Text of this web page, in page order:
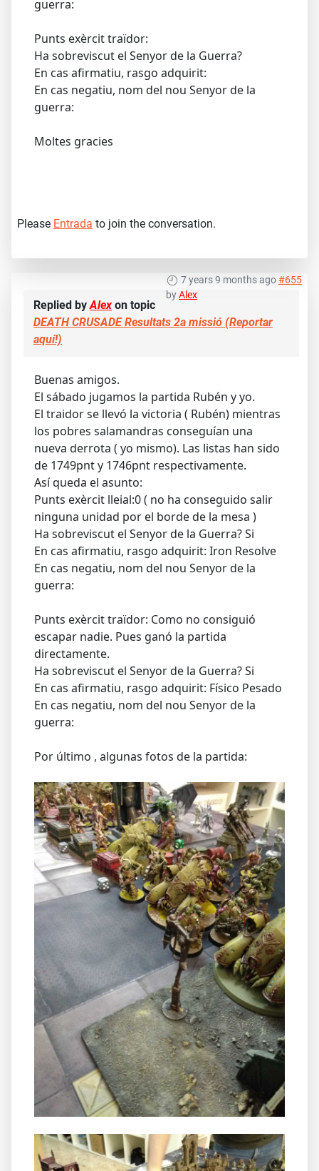
guerra:
Punts exèrcit traïdor:
Ha sobreviscut el Senyor de la Guerra?
En cas afirmatiu, rasgo adquirit:
En cas negatiu, nom del nou Senyor de la
guerra:
Moltes gracies
Please Entrada to join the conversation.
7 years 9 months ago#655
byAlex
Replied by Alex on topic
DEATH CRUSADE Resultats 2a missió (Reportar
aquí!)
Buenas amigos.
El sábado jugamos la partida Rubén y yo.
El traidor se llevó la victoria ( Rubén) mientras
los pobres salamandras conseguían una
nueva derrota ( yo mismo). Las listas han sido
de 1749pnt y 1746pnt respectivamente.
Así queda el asunto:
Punts exèrcit lleial:0 ( no ha conseguido salir
ninguna unidad por el borde de la mesa )
Ha sobreviscut el Senyor de la Guerra? Si
En cas afirmatiu, rasgo adquirit: Iron Resolve
En cas negatiu, nom del nou Senyor de la
guerra:
Punts exèrcit traïdor: Como no consiguió
escapar nadie. Pues ganó la partida
directamente.
Ha sobreviscut el Senyor de la Guerra? Si
En cas afirmatiu, rasgo adquirit: Físico Pesado
En cas negatiu, nom del nou Senyor de la
guerra:
Por último , algunas fotos de la partida: